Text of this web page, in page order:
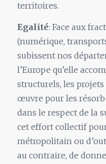
territoires.
Egalité: Face aux
(numérique,
subissent nos
l’Europe qu’elle
structurels, les
œuvre pour les
dans le respect de la
cet effort collectif
métropolitain ou
au contraire, de